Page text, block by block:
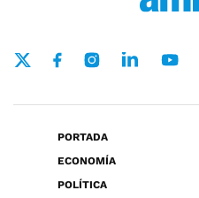
PORTADA
ECONOMÍA
POLÍTICA